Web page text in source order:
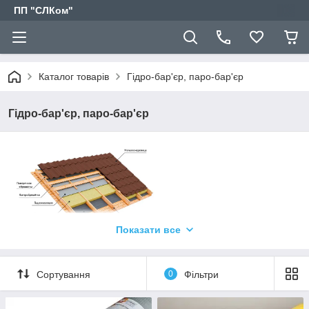
ПП "СЛКом"
Каталог товарів Гідро-бар'єр, паро-бар'єр
Гідро-бар'єр, паро-бар'єр
Гідро-бар'єр, мембрана,
Використовуючи в будівництві Гідро-бар'єр, мембрану, паро-
бар'єр від ТМ "Shadow", ви значно економите не тільки
фінансові кошти при покупці матеріалів, але і свій особистий
Показати все
Сортування 0 Фільтри